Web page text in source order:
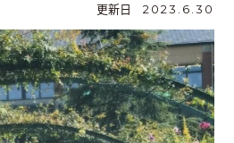
更新日 2023.6.30